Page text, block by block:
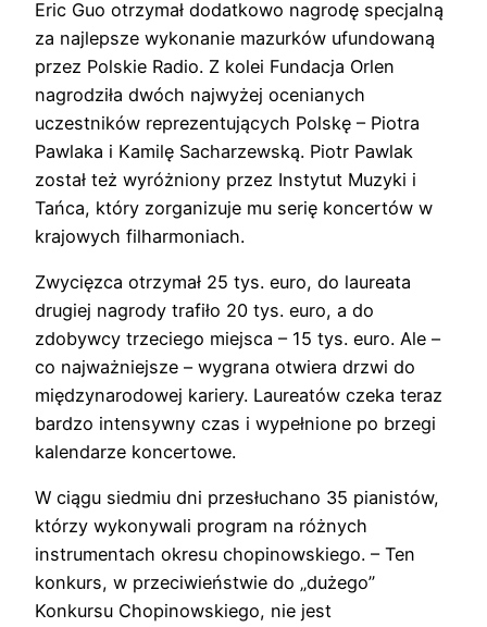
Eric Guo otrzymał dodatkowo nagrodę specjalną
za najlepsze wykonanie mazurków ufundowaną
przez Polskie Radio. Z kolei Fundacja Orlen
nagrodziła dwóch najwyżej ocenianych
uczestników reprezentujących Polskę – Piotra
Pawlaka i Kamilę Sacharzewską. Piotr Pawlak
został też wyróżniony przez Instytut Muzyki i
Tańca, który zorganizuje mu serię koncertów w
krajowych filharmoniach.
Zwycięzca otrzymał 25 tys. euro, do laureata
drugiej nagrody trafiło 20 tys. euro, a do
zdobywcy trzeciego miejsca – 15 tys. euro. Ale –
co najważniejsze – wygrana otwiera drzwi do
międzynarodowej kariery. Laureatów czeka teraz
bardzo intensywny czas i wypełnione po brzegi
kalendarze koncertowe.
W ciągu siedmiu dni przesłuchano 35 pianistów,
którzy wykonywali program na różnych
instrumentach okresu chopinowskiego. – Ten
konkurs, w przeciwieństwie do „dużego”
Konkursu Chopinowskiego, nie jest